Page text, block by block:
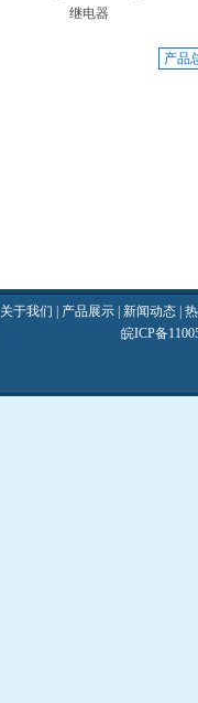
继电器
产品
关于我们 产品展示 新闻动态
皖ICP备